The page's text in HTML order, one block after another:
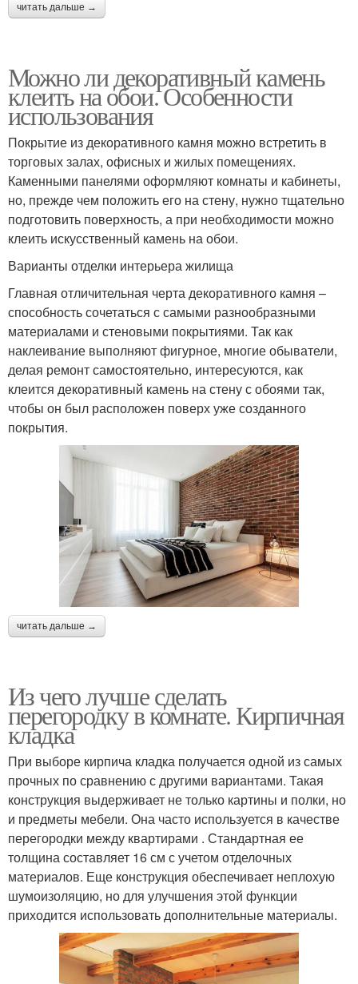
читать дальше →
Можно ли декоративный камень
клеить на обои. Особенности
использования
Покрытие из декоративного камня можно встретить в
торговых залах, офисных и жилых помещениях.
Каменными панелями оформляют комнаты и кабинеты,
но, прежде чем положить его на стену, нужно тщательно
подготовить поверхность, а при необходимости можно
клеить искусственный камень на обои.
Варианты отделки интерьера жилища
Главная отличительная черта декоративного камня –
способность сочетаться с самыми разнообразными
материалами и стеновыми покрытиями. Так как
наклеивание выполняют фигурное, многие обыватели,
делая ремонт самостоятельно, интересуются, как
клеится декоративный камень на стену с обоями так,
чтобы он был расположен поверх уже созданного
покрытия.
читать дальше →
Из чего лучше сделать
перегородку в комнате. Кирпичная
кладка
При выборе кирпича кладка получается одной из самых
прочных по сравнению с другими вариантами. Такая
конструкция выдерживает не только картины и полки, но
и предметы мебели. Она часто используется в качестве
перегородки между квартирами . Стандартная ее
толщина составляет 16 см с учетом отделочных
материалов. Еще конструкция обеспечивает неплохую
шумоизоляцию, но для улучшения этой функции
приходится использовать дополнительные материалы.